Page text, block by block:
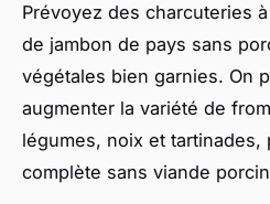
Prévoyez des charcuteries
de jambon de pays sans
végétales bien garnies. On
augmenter la variété de
légumes, noix et
complète sans viande